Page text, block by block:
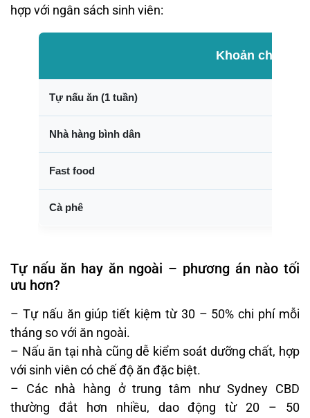
hợp với ngân sách sinh viên:
Khoản chi phí
Tự nấu ăn (1 tuần)
Nhà hàng bình dân
Fast food
Cà phê
Tự nấu ăn hay ăn ngoài – phương án nào tối
ưu hơn?
– Tự nấu ăn giúp tiết kiệm từ 30 – 50% chi phí mỗi
tháng so với ăn ngoài.
– Nấu ăn tại nhà cũng dễ kiểm soát dưỡng chất, hợp
với sinh viên có chế độ ăn đặc biệt.
– Các nhà hàng ở trung tâm như Sydney CBD
thường đắt hơn nhiều, dao động từ 20 – 50